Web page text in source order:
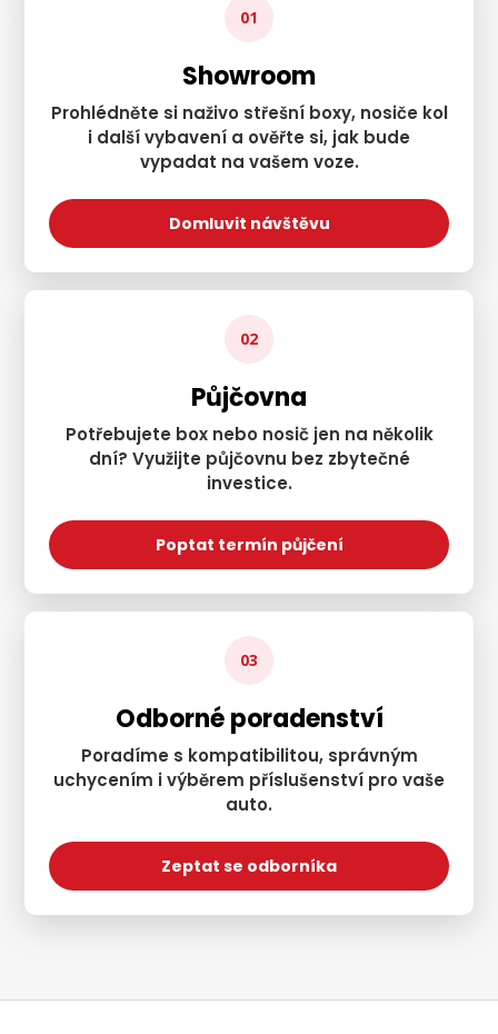
01
Showroom
Prohlédněte si naživo střešní boxy, nosiče kol
i další vybavení a ověřte si, jak bude
vypadat na vašem voze.
Domluvit návštěvu
02
Půjčovna
Potřebujete box nebo nosič jen na několik
dní? Využijte půjčovnu bez zbytečné
investice.
Poptat termín půjčení
03
Odborné poradenství
Poradíme s kompatibilitou, správným
uchycením i výběrem příslušenství pro vaše
auto.
Zeptat se odborníka